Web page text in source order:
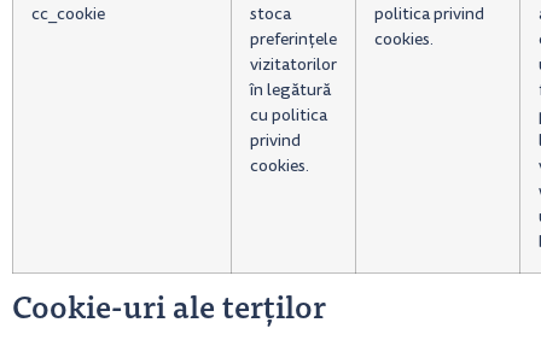
cc_cookie
stoca
preferințele
vizitatorilor
în legătură
cu politica
privind
cookies.
politica privind
cookies.
Cookie-uri ale terților